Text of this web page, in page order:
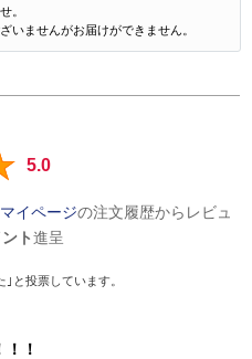
。
いませんがお届けができません。
5.0
マイページの注文履歴からレビュ
ト進呈
と投票しています。
！